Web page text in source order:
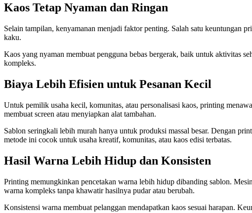
Kaos Tetap Nyaman dan Ringan
Selain tampilan, kenyamanan menjadi faktor penting. Salah satu keuntungan
kaku.
Kaos yang nyaman membuat pengguna bebas bergerak, baik untuk aktivitas
kompleks.
Biaya Lebih Efisien untuk Pesanan Kecil
Untuk pemilik usaha kecil, komunitas, atau personalisasi kaos, printing
membuat screen atau menyiapkan alat tambahan.
Sablon seringkali lebih murah hanya untuk produksi massal besar. Dengan
metode ini cocok untuk usaha kreatif, komunitas, atau kaos edisi terbatas.
Hasil Warna Lebih Hidup dan Konsisten
Printing memungkinkan pencetakan warna lebih hidup dibanding sablon.
warna kompleks tanpa khawatir hasilnya pudar atau berubah.
Konsistensi warna membuat pelanggan mendapatkan kaos sesuai harapan.